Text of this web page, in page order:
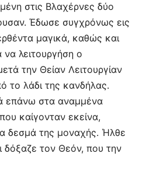
στις Βλαχέρνες δύο
Έδωσε συγχρόνως εις
μαγικά, καθώς και
λειτουργήση ο
την Θείαν Λειτουργίαν
το λάδι της κανδήλας.
επάνω στα αναμμένα
καίγονταν εκείνα,
δεσμά της μοναχής. Ήλθε
δόξαζε τον Θεόν, που την